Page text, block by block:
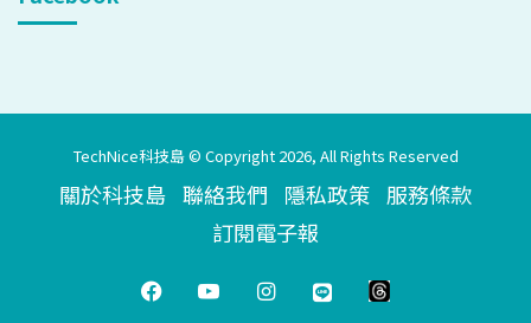
TechNice科技島 © Copyright 2026, All Rights Reserved
關於科技島 聯絡我們 隱私政策 服務條款
訂閱電子報